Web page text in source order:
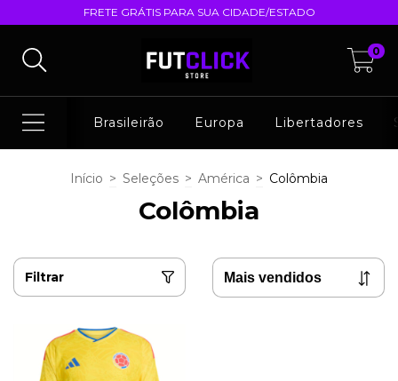
FRETE GRÁTIS PARA SUA CIDADE/ESTADO
0
Brasileirão Europa Libertadores
Início > Seleções > América > Colômbia
Colômbia
Filtrar